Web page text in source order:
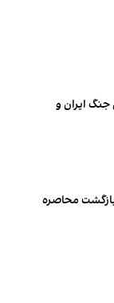
ایران و
محاصره